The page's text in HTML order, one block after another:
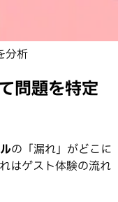
分析
問題を特定
の「漏れ」がどこに
はゲスト体験の流れ